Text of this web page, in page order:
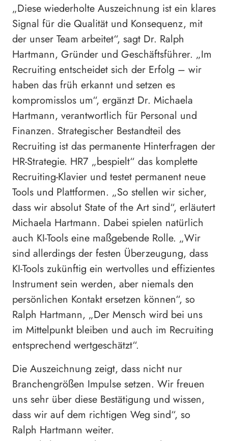
„Diese wiederholte Auszeichnung ist ein klares
Signal für die Qualität und Konsequenz, mit
der unser Team arbeitet“, sagt Dr. Ralph
Hartmann, Gründer und Geschäftsführer. „Im
Recruiting entscheidet sich der Erfolg – wir
haben das früh erkannt und setzen es
kompromisslos um“, ergänzt Dr. Michaela
Hartmann, verantwortlich für Personal und
Finanzen. Strategischer Bestandteil des
Recruiting ist das permanente Hinterfragen der
HR-Strategie. HR7 „bespielt“ das komplette
Recruiting-Klavier und testet permanent neue
Tools und Plattformen. „So stellen wir sicher,
dass wir absolut State of the Art sind“, erläutert
Michaela Hartmann. Dabei spielen natürlich
auch KI-Tools eine maßgebende Rolle. „Wir
sind allerdings der festen Überzeugung, dass
KI-Tools zukünftig ein wertvolles und effizientes
Instrument sein werden, aber niemals den
persönlichen Kontakt ersetzen können“, so
Ralph Hartmann, „Der Mensch wird bei uns
im Mittelpunkt bleiben und auch im Recruiting
entsprechend wertgeschätzt“.
Die Auszeichnung zeigt, dass nicht nur
Branchengrößen Impulse setzen. Wir freuen
uns sehr über diese Bestätigung und wissen,
dass wir auf dem richtigen Weg sind“, so
Ralph Hartmann weiter.